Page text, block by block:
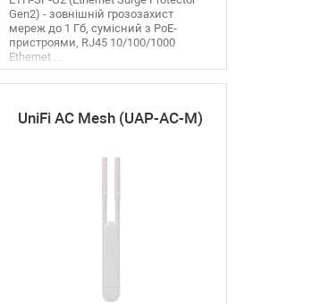
Gen2) - зовнішній грозозахист
мереж до 1 Гб, сумісний з РоЕ-
пристроями, RJ45 10/100/1000
Ethernet ...
UniFi AC Mesh (UAP-AC-M)